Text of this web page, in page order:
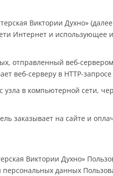
Виктории Духно»
Интернет и
отправленный веб-
веб-серверу в HTTP-
в компьютерной сети,
заказывает на сайте и
Виктории Духно»
данных